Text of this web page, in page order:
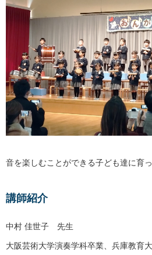
音を楽しむことができる子ども達に育
講師紹介
中村 佳世子 先生
大阪芸術大学演奏学科卒業、兵庫教育